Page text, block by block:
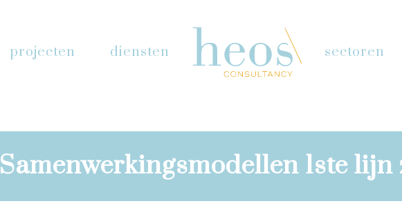
projecten diensten sectoren
Samenwerkingsmodellen 1ste